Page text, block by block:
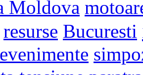
Moldova
resurse Bucuresti
evenimente